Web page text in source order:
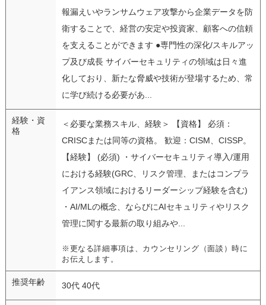
報漏えいやランサムウェア攻撃から企業データを防
衛することで、経営の安定や投資家、顧客への信頼
を支えることができます ●専門性の深化/スキルアッ
プ及び成長 サイバーセキュリティの領域は日々進
化しており、新たな脅威や技術が登場するため、常
に学び続ける必要があ...
経験・資
格
＜必要な業務スキル、経験＞ 【資格】 必須：
CRISCまたは同等の資格。 歓迎：CISM、CISSP。
【経験】 (必須) ・サイバーセキュリティ導入/運用
における経験(GRC、リスク管理、またはコンプラ
イアンス領域におけるリーダーシップ経験を含む)
・AI/MLの概念、ならびにAIセキュリティやリスク
管理に関する最新の取り組みや...
※更なる詳細事項は、カウンセリング（面談）時に
お伝えします。
推奨年齢 30代 40代